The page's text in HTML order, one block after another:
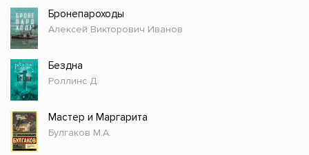
Бронепароходы
Алексей Викторович Иванов
Бездна
Роллинс Д.
Мастер и Маргарита
Булгаков М.А.